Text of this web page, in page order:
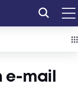
e-mail